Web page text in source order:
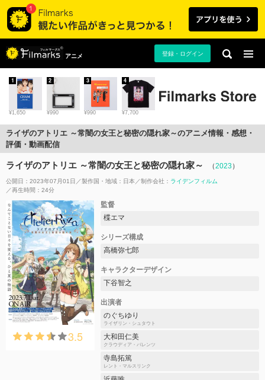
アニメ 登録・ログイン
¥1,650
1
¥990
2
¥990
3
¥7,700
4
ライザのアトリエ ～常闇の女王と秘密の隠れ家～のアニメ情報・感想・
評価・動画配信
ライザのアトリエ ～常闇の女王と秘密の隠れ家～ （2023）
公開日：2023年07月01日 製作国・地域： 日本 制作会社： ライデンフィルム
再生時間：24分
3.5
監督
楪エマ
シリーズ構成
高橋弥七郎
キャラクターデザイン
下谷智之
出演者
のぐちゆり
ライザリン・シュタウト
大和田仁美
クラウディア・バレンツ
寺島拓篤
レント・マルスリンク